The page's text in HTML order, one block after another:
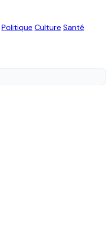
Politique Culture Santé